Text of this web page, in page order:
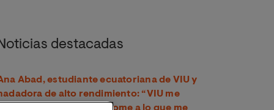
destacadas
Abad, estudiante ecuatoriana de VIU y
de alto rendimiento: “VIU me